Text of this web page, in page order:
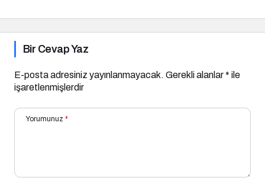
Bir Cevap Yaz
E-posta adresiniz yayınlanmayacak. Gerekli alanlar* ile
işaretlenmişlerdir
Yorumunuz *